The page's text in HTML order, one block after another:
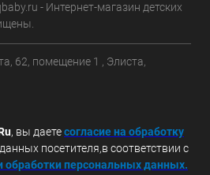
- Интернет-магазин детских
62, помещение 1 , Элиста,
, вы даетесогласие на обработку
посетителя,в соответствии с
обработки персональных данных.